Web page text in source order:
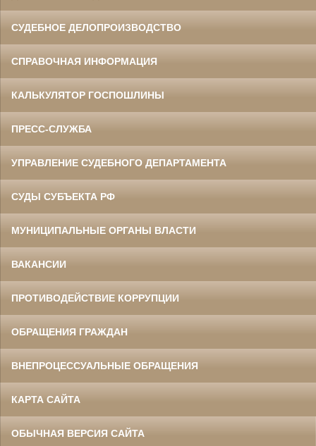
СУДЕБНОЕ ДЕЛОПРОИЗВОДСТВО
СПРАВОЧНАЯ ИНФОРМАЦИЯ
КАЛЬКУЛЯТОР ГОСПОШЛИНЫ
ПРЕСС-СЛУЖБА
УПРАВЛЕНИЕ СУДЕБНОГО ДЕПАРТАМЕНТА
СУДЫ СУБЪЕКТА РФ
МУНИЦИПАЛЬНЫЕ ОРГАНЫ ВЛАСТИ
ВАКАНСИИ
ПРОТИВОДЕЙСТВИЕ КОРРУПЦИИ
ОБРАЩЕНИЯ ГРАЖДАН
ВНЕПРОЦЕССУАЛЬНЫЕ ОБРАЩЕНИЯ
КАРТА САЙТА
ОБЫЧНАЯ ВЕРСИЯ САЙТА